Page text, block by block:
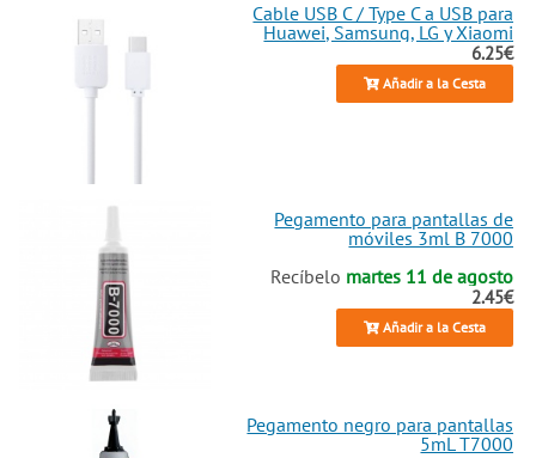
Cable USB C / Type C a USB para
Huawei, Samsung, LG y Xiaomi
6.25€
Añadir a la Cesta
Pegamento para pantallas de
móviles 3ml B 7000
Recíbelo martes 11 de agosto
2.45€
Añadir a la Cesta
Pegamento negro para pantallas
5mL T7000